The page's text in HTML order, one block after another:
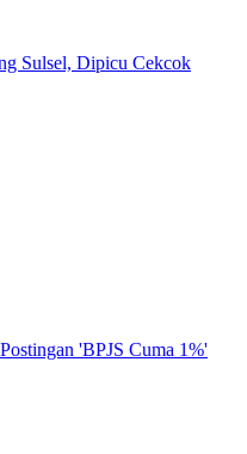
Sulsel, Dipicu Cekcok
'BPJS Cuma 1%'